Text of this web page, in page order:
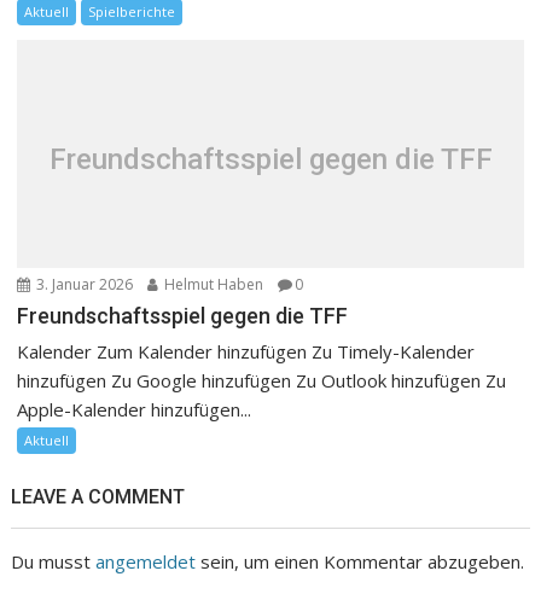
Aktuell Spielberichte
Freundschaftsspiel gegen die TFF
3. Januar 2026 Helmut Haben 0
Freundschaftsspiel gegen die TFF
Kalender Zum Kalender hinzufügen Zu Timely-Kalender
hinzufügen Zu Google hinzufügen Zu Outlook hinzufügen Zu
Apple-Kalender hinzufügen...
Aktuell
LEAVE A COMMENT
Du musstangemeldet sein, um einen Kommentar abzugeben.